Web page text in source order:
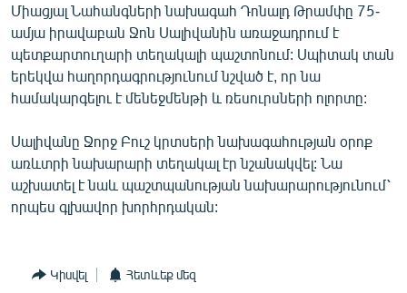
ՏԵՍԱՆՅՈՒԹԵՐ
ԲԱՆԱՎԵՃ
ՁԳՏԵԼՈՎ ԼԱՎԱԳՈՒՅՆԻՆ
Հայերեն
English
ՀԵՏԵՎԵՔ ՄԵԶ
Միացյալ Նահանգների նախագահ Դոնալդ Թրամփը 75-
ամյա իրավաբան Ջոն Սալիվանին առաջադրում է
պետքարտուղարի տեղակալի պաշտոնում: Սպիտակ տան
երեկվա հաղորդագրությունում նշված է, որ նա
համակարգելու է մենեջմենթի և ռեսուրսների ոլորտը:
Սալիվանը Ջորջ Բուշ կրտսերի նախագահության օրոք
առևտրի նախարարի տեղակալ էր նշանակվել: Նա
աշխատել է նաև պաշտպանության նախարարությունում՝
որպես գլխավոր խորհրդական:
Կիսվել Հետևեք մեզ